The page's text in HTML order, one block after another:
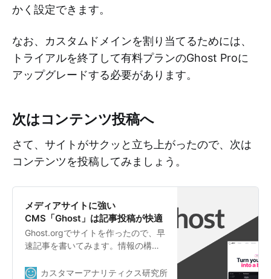
かく設定できます。
なお、カスタムドメインを割り当てるためには、
トライアルを終了して有料プランのGhost Proに
アップグレードする必要があります。
次はコンテンツ投稿へ
さて、サイトがサクッと立ち上がったので、次は
コンテンツを投稿してみましょう。
メディアサイトに強い
CMS「Ghost」は記事投稿が快適
Ghost.orgでサイトを作ったので、早
速記事を書いてみます。情報の構造
ので、コンテンツを長期的に貯めて
カスタマーアナリティクス研究所 Makoto Shimizu